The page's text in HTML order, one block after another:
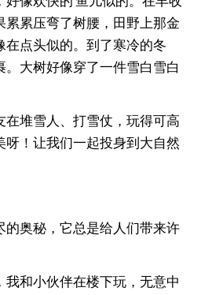
累累压弯了树腰，田野上那金
在点头似的。到了寒冷的冬
大树好像穿了一件雪白雪白
堆雪人、打雪仗，玩得可高
呀！让我们一起投身到大自然
奥秘，它总是给人们带来许
和小伙伴在楼下玩，无意中